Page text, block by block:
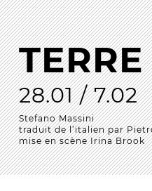
La Troupe et les
L’Équipe
Les Partenaires
LA
TOUTE LA SAISON
Les Spectacles
28.01 / 7.02
Stefano Massini
traduit de l’italien par
mise en scène Irina Brook